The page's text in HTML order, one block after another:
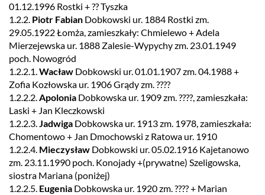
01.12.1996 Rostki + ?? Tyszka
1.2.2. Piotr Fabian Dobkowski ur. 1884 Rostki zm.
29.05.1922 Łomża, zamieszkały: Chmielewo + Adela
Mierzejewska ur. 1888 Zalesie-Wypychy zm. 23.01.1949
poch. Nowogród
1.2.2.1.Wacław Dobkowski ur. 01.01.1907 zm. 04.1988 +
Zofia Kozłowska ur. 1906 Grądy zm. ????
1.2.2.2.Apolonia Dobkowska ur. 1909 zm. ????, zamieszkała:
Laski + Jan Kleczkowski
1.2.2.3.Jadwiga Dobkowska ur. 1913 zm. 1978, zamieszkała:
Chomentowo + Jan Dmochowski z Ratowa ur. 1910
1.2.2.4. Mieczysław Dobkowski ur. 05.02.1916 Kajetanowo
zm. 23.11.1990 poch. Konojady +(prywatne) Szeligowska,
siostra Mariana (poniżej)
1.2.2.5. Eugenia Dobkowska ur. 1920 zm. ???? + Marian